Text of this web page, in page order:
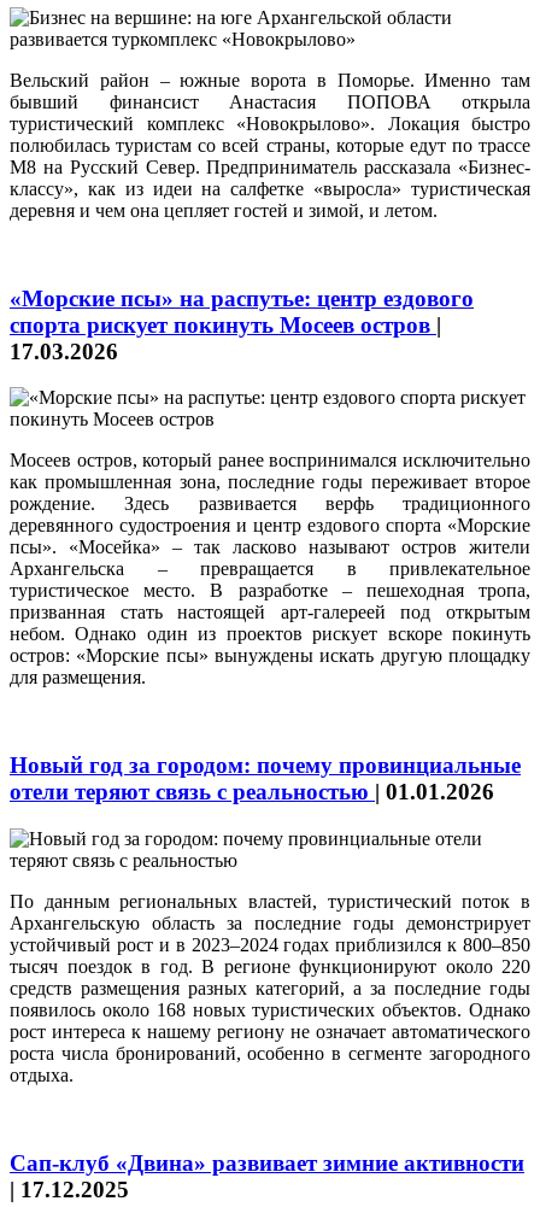
Вельский район – южные ворота в Поморье. Именно там
бывший финансист Анастасия ПОПОВА открыла
туристический комплекс «Новокрылово». Локация быстро
полюбилась туристам со всей страны, которые едут по трассе
М8 на Русский Север. Предприниматель рассказала «Бизнес-
классу», как из идеи на салфетке «выросла» туристическая
деревня и чем она цепляет гостей и зимой, и летом.
«Морские псы» на распутье: центр ездового
спорта рискует покинуть Мосеев остров |
17.03.2026
Мосеев остров, который ранее воспринимался исключительно
как промышленная зона, последние годы переживает второе
рождение. Здесь развивается верфь традиционного
деревянного судостроения и центр ездового спорта «Морские
псы». «Мосейка» – так ласково называют остров жители
Архангельска – превращается в привлекательное
туристическое место. В разработке – пешеходная тропа,
призванная стать настоящей арт-галереей под открытым
небом. Однако один из проектов рискует вскоре покинуть
остров: «Морские псы» вынуждены искать другую площадку
для размещения.
Новый год за городом: почему провинциальные
отели теряют связь с реальностью | 01.01.2026
По данным региональных властей, туристический поток в
Архангельскую область за последние годы демонстрирует
устойчивый рост и в 2023–2024 годах приблизился к 800–850
тысяч поездок в год. В регионе функционируют около 220
средств размещения разных категорий, а за последние годы
появилось около 168 новых туристических объектов. Однако
рост интереса к нашему региону не означает автоматического
роста числа бронирований, особенно в сегменте загородного
отдыха.
Сап-клуб «Двина» развивает зимние активности
| 17.12.2025